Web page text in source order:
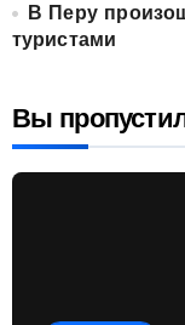
В Перу
туристами
Вы